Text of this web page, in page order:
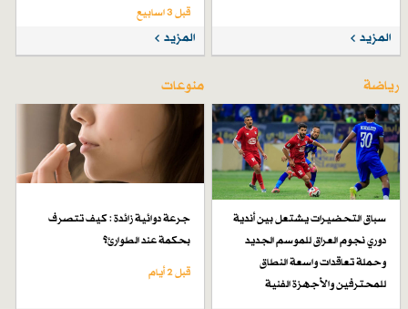
المزيد
قبل 3 اسابیع
المزيد
رياضة
سباق التحضيرات يشتعل بين أندية
دوري نجوم العراق للموسم الجديد
وحملة تعاقدات واسعة النطاق
للمحترفين والأجهزة الفنية
منوعات
جرعة دوائية زائدة : كيف تتصرف
بحكمة عند الطوارئ؟
قبل 2 أيام